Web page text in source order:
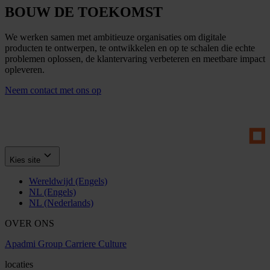
BOUW DE TOEKOMST
We werken samen met ambitieuze organisaties om digitale
producten te ontwerpen, te ontwikkelen en op te schalen die echte
problemen oplossen, de klantervaring verbeteren en meetbare impact
opleveren.
Neem contact met ons op
Kies site
Wereldwijd (Engels)
NL (Engels)
NL (Nederlands)
OVER ONS
Apadmi Group Carriere Culture
locaties